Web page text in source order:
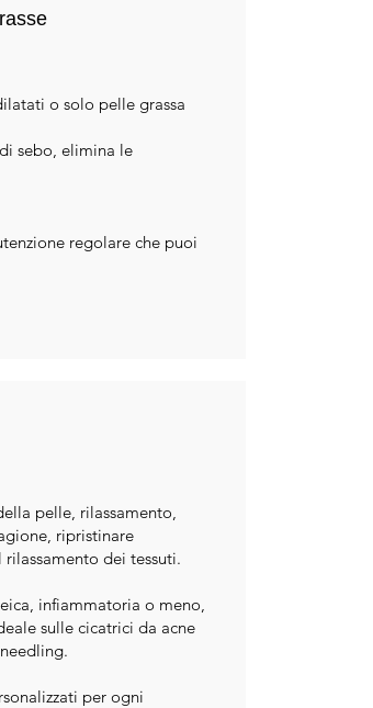
o solo pelle grassa
sebo, elimina le
regolare che puoi
pelle, rilassamento,
ripristinare
dei tessuti.
infiammatoria o meno,
sulle cicatrici da acne
per ogni